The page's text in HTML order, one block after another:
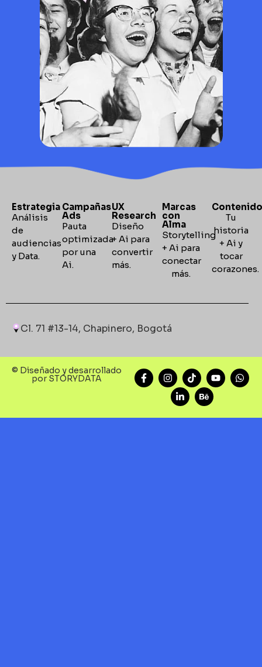
Estrategia
Análisis
de
audiencias
y Data.
Campañas
Ads
Pauta
optimizada
por una
Ai.
UX
Research
Diseño
+ Ai para
convertir
más.
Marcas
con
Alma
Storytelling
+Ai para
conectar
más.
Tu
historia
+ Ai y
tocar
Cl. 71 #13-14, Chapinero, Bogotá
© Diseñado y desarrollado
por STORYDATA